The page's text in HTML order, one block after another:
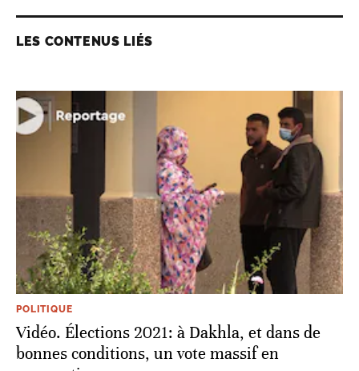
LES CONTENUS LIÉS
POLITIQUE
Vidéo. Élections 2021: à Dakhla, et dans de
bonnes conditions, un vote massif en